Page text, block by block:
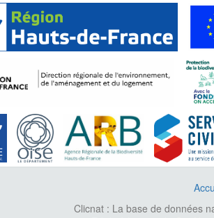
Clicnat : La base de données